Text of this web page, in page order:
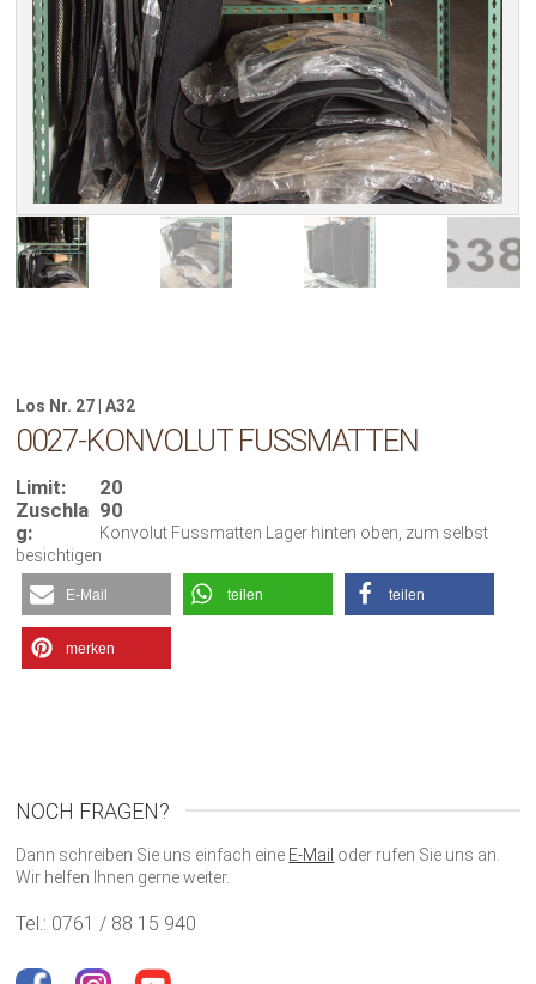
Los Nr. 27 | A32
0027-KONVOLUT FUSSMATTEN
Limit:
20
Zuschla
g:
90
Konvolut Fussmatten Lager hinten oben, zum selbst
besichtigen
E-Mail teilen teilen
merken
NOCH FRAGEN?
Dann schreiben Sie uns einfach eine E-Mail oder rufen Sie uns an.
Wir helfen Ihnen gerne weiter.
Tel.: 0761 / 88 15 940